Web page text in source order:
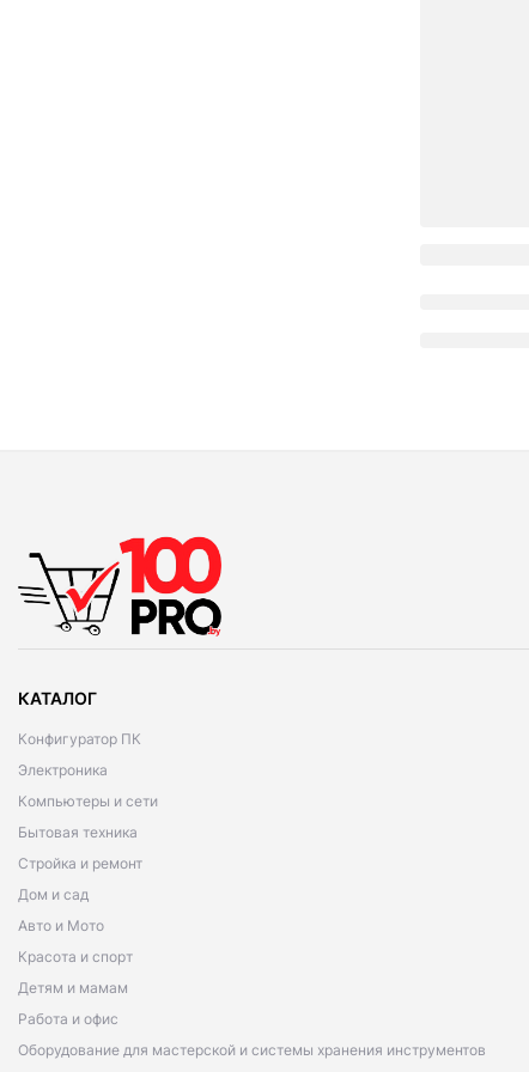
КАТАЛОГ
Конфигуратор ПК
Электроника
Компьютеры и сети
Бытовая техника
Стройка и ремонт
Дом и сад
Авто и Мото
Красота и спорт
Детям и мамам
Работа и офис
Оборудование для мастерской и системы хранения инструментов